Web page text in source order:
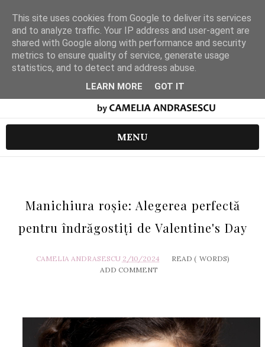
MENU
Manichiura roșie: Alegerea perfectă
pentru îndrăgostiți de Valentine's Day
CAMELIA ANDRASESCU 2/10/2024 READ ( WORDS)
ADD COMMENT
This site uses cookies from Google to deliver its services
and to analyze traffic. Your IP address and user-agent are
shared with Google along with performance and security
metrics to ensure quality of service, generate usage
statistics, and to detect and address abuse.
LEARN MORE GOT IT